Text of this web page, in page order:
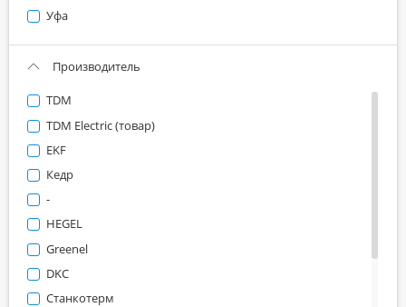
Уфа
Производитель
TDM
TDM Electric (товар)
EKF
Кедр
-
HEGEL
Greenel
DKC
Станкотерм